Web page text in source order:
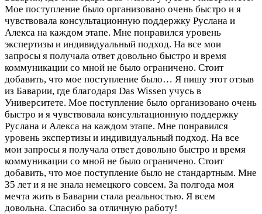
Мое поступление было организовано очень быстро и я
чувствовала консультационную поддержку Руслана и
Алекса на каждом этапе. Мне понравился уровень
экспертизы и индивидуальный подход. На все мои
запросы я получала ответ довольно быстро и время
коммуникации со мной не было ограничено. Стоит
добавить, что мое поступление было… Я пишу этот отзыв
из Баварии, где благодаря Das Wissen учусь в
Университете. Мое поступление было организовано очень
быстро и я чувствовала консультационную поддержку
Руслана и Алекса на каждом этапе. Мне понравился
уровень экспертизы и индивидуальный подход. На все
мои запросы я получала ответ довольно быстро и время
коммуникации со мной не было ограничено. Стоит
добавить, что мое поступление было не стандартным. Мне
35 лет и я не знала немецкого совсем. За полгода моя
мечта жить в Баварии стала реальностью. Я всем
довольна. Спасибо за отличную работу!